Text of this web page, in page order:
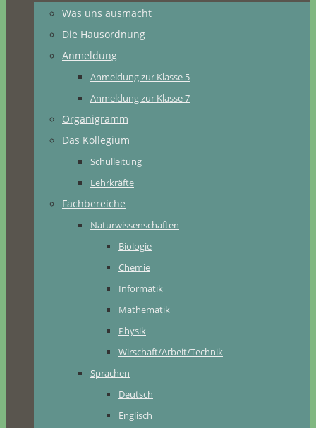
Was uns ausmacht
Die Hausordnung
Anmeldung
Anmeldung zur Klasse 5
Anmeldung zur Klasse 7
Organigramm
Das Kollegium
Schulleitung
Lehrkräfte
Fachbereiche
Naturwissenschaften
Biologie
Chemie
Informatik
Mathematik
Physik
Wirschaft/Arbeit/Technik
Sprachen
Deutsch
Englisch